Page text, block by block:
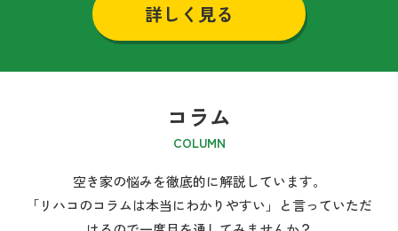
詳しく見る
コラム
COLUMN
空き家の悩みを徹底的に解説しています。
「リハコのコラムは本当にわかりやすい」と言っていただ